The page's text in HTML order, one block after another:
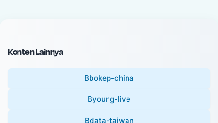
c
e
Konten Lainnya
Bbokep-china
Byoung-live
Bdata-taiwan